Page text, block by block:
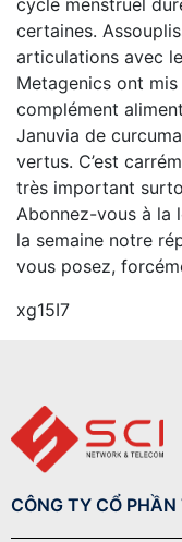
certaines.
articulations avec
Metagenics ont
complément
Januvia de
vertus. C’est
très important
Abonnez-vous à la
la semaine notre
vous posez,
xg15I7
CÔNG TY CỔ